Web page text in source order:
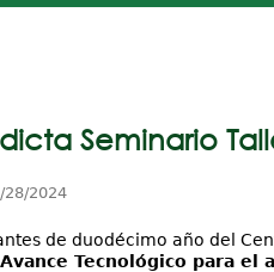
Seminario
28/2024
de duodécimo año del
Avance Tecnológico para